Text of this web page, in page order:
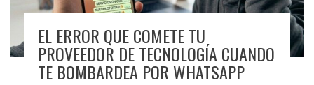
EL ERROR QUE COMETE TU
PROVEEDOR DE TECNOLOGÍA CUANDO
TE BOMBARDEA POR WHATSAPP